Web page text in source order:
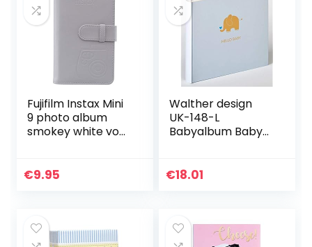
Fujifilm Instax Mini
9 photo album
smokey white voor
€9.95
Walther design
UK-148-L
Babyalbum Baby
€18.01